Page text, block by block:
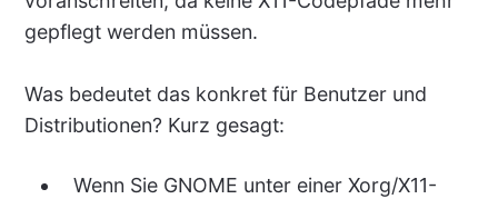
gepflegt werden müssen.
Was bedeutet das konkret für Benutzer und
Distributionen? Kurz gesagt:
Wenn Sie GNOME unter einer Xorg/X11-